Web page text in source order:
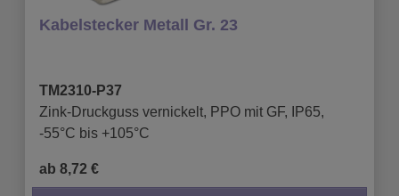
Kabelstecker Metall Gr. 23
TM2310-P37
Zink-Druckguss vernickelt, PPO mit GF, IP65,
-55°C bis +105°C
ab 8,72 €